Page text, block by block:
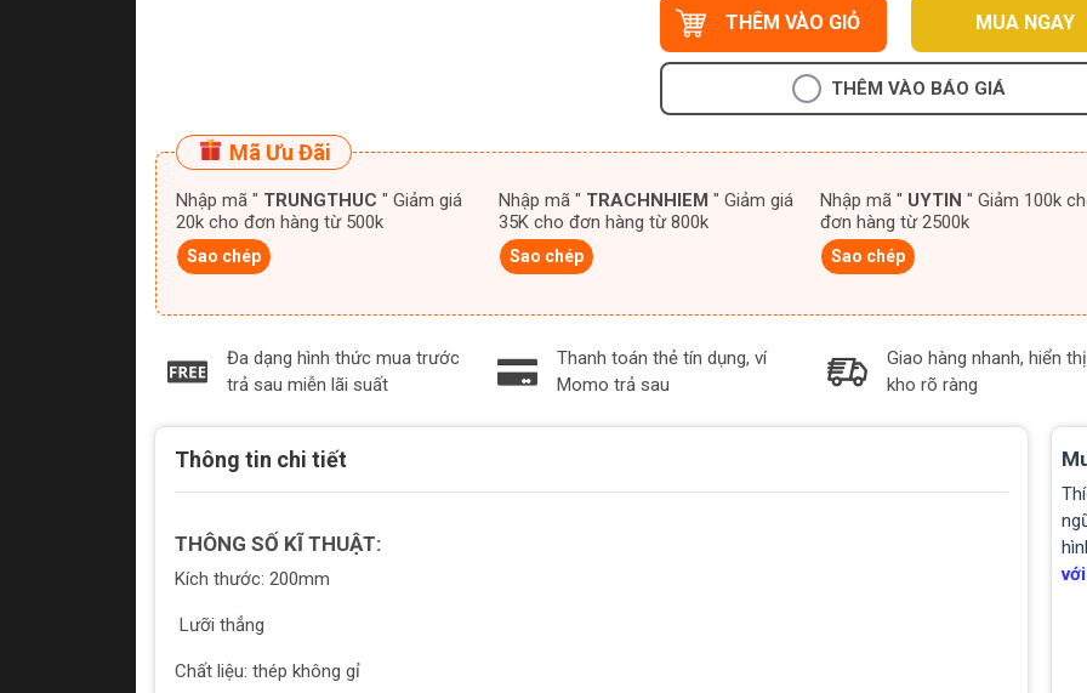
THÊM VÀO GIỎ MUA NGAY
THÊM VÀO BÁO GIÁ
Mã Ưu Đãi
Nhập mã " TRUNGTHUC " Giảm giá
20k cho đơn hàng từ 500k
Sao chép
Nhập mã " TRACHNHIEM " Giảm giá
35K cho đơn hàng từ 800k
Sao chép
Nhập mã " UYTIN " Giảm 100k cho
đơn hàng từ 2500k
Sao chép
Đa dạng hình thức mua trước
trả sau miễn lãi suất
Thanh toán thẻ tín dụng, ví
Momo trả sau
Giao hàng nhanh, hiển
kho rõ ràng
Thông tin chi tiết
THÔNG SỐ KĨ THUẬT:
Kích thước: 200mm
Lưỡi thẳng
Chất liệu: thép không gỉ